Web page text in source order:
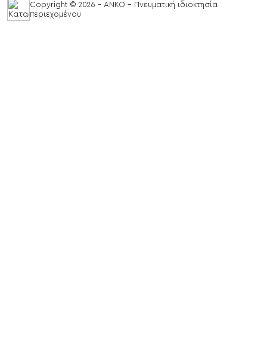
Copyright © 2026 - ANKO - Πνευματική ιδιοκτησία
περιεχομένου